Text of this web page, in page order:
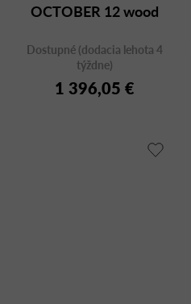
OCTOBER 12 wood
Dostupné (dodacia lehota 4
týždne)
1 396,05 €